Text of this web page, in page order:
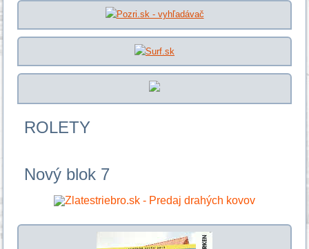
ROLETY
Nový blok 7